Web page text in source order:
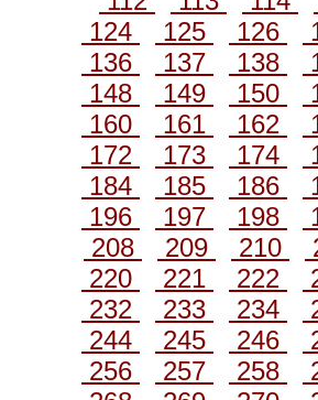
124
125 126
136
137 138
148
149 150
160
161 162
172
173 174
184
185 186
196
197 198
208
209 210
220
221 222
232
233 234
244
245 246
256
257 258